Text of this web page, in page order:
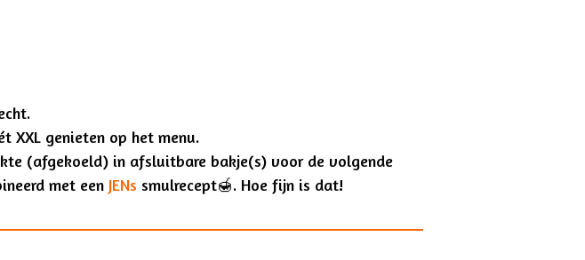
XXL genieten op het menu.
(afgekoeld) in afsluitbare bakje(s) voor de volgende
met een JENs smulrecept🍯. Hoe fijn is dat!